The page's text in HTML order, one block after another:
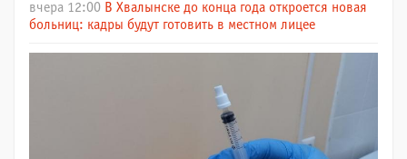
вчера 12:00 В Хвалынске до конца года откроется новая
больниц: кадры будут готовить в местном лицее